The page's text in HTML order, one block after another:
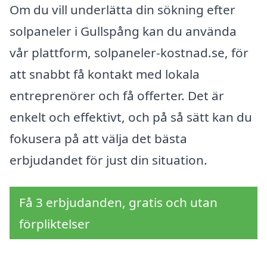
Om du vill underlätta din sökning efter
solpaneler i Gullspång kan du använda
vår plattform, solpaneler-kostnad.se, för
att snabbt få kontakt med lokala
entreprenörer och få offerter. Det är
enkelt och effektivt, och på så sätt kan du
fokusera på att välja det bästa
erbjudandet för just din situation.
Få 3 erbjudanden, gratis och utan
förpliktelser